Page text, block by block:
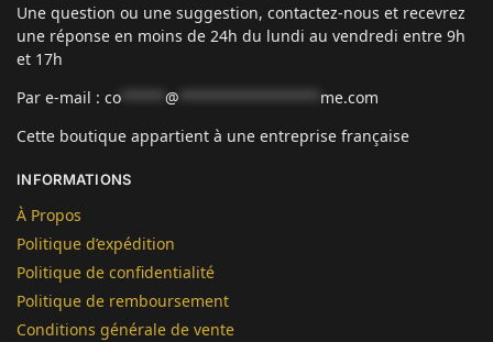
Une question ou une suggestion, contactez-nous et recevrez
une réponse en moins de 24h du lundi au vendredi entre 9h
et 17h
Par e-mail : co @
me.com
Cette boutique appartient à une entreprise française
INFORMATIONS
À Propos
Politique d’expédition
Politique de confidentialité
Politique de remboursement
Conditions générale de vente